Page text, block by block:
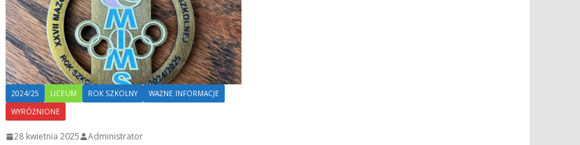
2024/25 LICEUM ROK SZKOLNY
WAŻNE INFORMACJE
WYRÓŻNIONE
28 kwietnia 2025 Administrator